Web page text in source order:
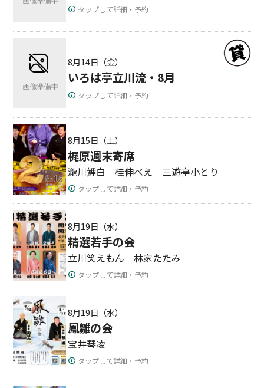
タップして詳細・予約
8月14日（金）
いろは亭立川流・8月
タップして詳細・予約
8月15日（土）
梶原週末寄席
瀧川鯉白 桂伸べえ 三遊亭小とり
タップして詳細・予約
8月19日（水）
精選若手の会
立川笑えもん 林家たたみ
タップして詳細・予約
8月19日（水）
鳳雛の会
宝井琴凌
タップして詳細・予約